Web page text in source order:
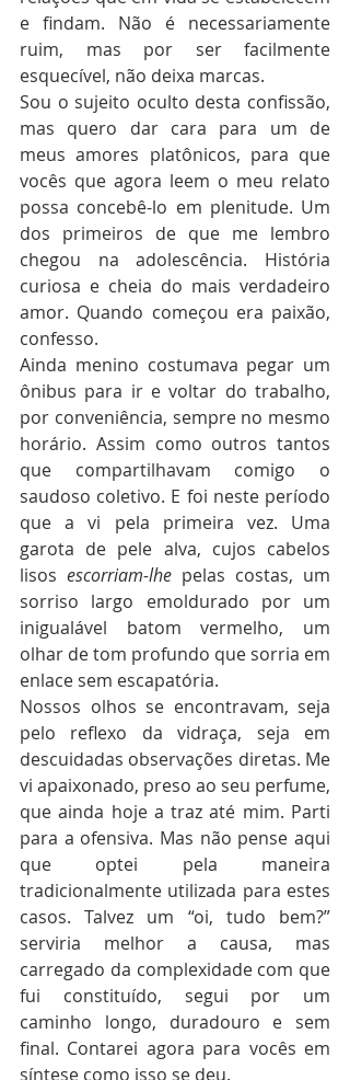
e findam. Não é necessariamente
ruim, mas por ser facilmente
esquecível, não deixa marcas.
Sou o sujeito oculto desta confissão,
mas quero dar cara para um de
meus amores platônicos, para que
vocês que agora leem o meu relato
possa concebê-lo em plenitude. Um
dos primeiros de que me lembro
chegou na adolescência. História
curiosa e cheia do mais verdadeiro
amor. Quando começou era paixão,
confesso.
Ainda menino costumava pegar um
ônibus para ir e voltar do trabalho,
por conveniência, sempre no mesmo
horário. Assim como outros tantos
que compartilhavam comigo o
saudoso coletivo. E foi neste período
que a vi pela primeira vez. Uma
garota de pele alva, cujos cabelos
lisos escorriam-lhe pelas costas, um
sorriso largo emoldurado por um
inigualável batom vermelho, um
olhar de tom profundo que sorria em
enlace sem escapatória.
Nossos olhos se encontravam, seja
pelo reflexo da vidraça, seja em
descuidadas observações diretas. Me
vi apaixonado, preso ao seu perfume,
que ainda hoje a traz até mim. Parti
para a ofensiva. Mas não pense aqui
que optei pela maneira
tradicionalmente utilizada para estes
casos. Talvez um “oi, tudo bem?”
serviria melhor a causa, mas
carregado da complexidade com que
fui constituído, segui por um
caminho longo, duradouro e sem
final. Contarei agora para vocês em
síntese como isso se deu.